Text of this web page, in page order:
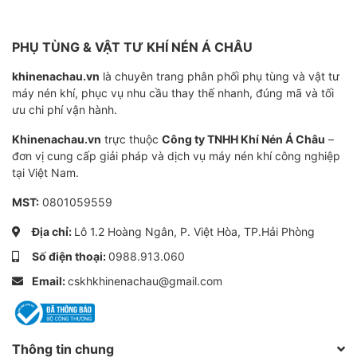
Nhiệt độ cao (°C)
Màu sắc Xám
Quy cách đóng gói
PHỤ TÙNG & VẬT TƯ KHÍ NÉN Á CHÂU
khinenachau.vn là chuyên trang phân phối phụ tùng và vật tư
máy nén khí, phục vụ nhu cầu thay thế nhanh, đúng mã và tối
ưu chi phí vận hành.
Khinenachau.vn trực thuộc Công ty TNHH Khí Nén Á Châu –
đơn vị cung cấp giải pháp và dịch vụ máy nén khí công nghiệp
tại Việt Nam.
MST: 0801059559
Địa chỉ: Lô 1.2 Hoàng Ngân, P. Việt Hòa, TP.Hải Phòng
Số điện thoại:0988.913.060
Email:cskhkhinenachau@gmail.com
Thông tin chung